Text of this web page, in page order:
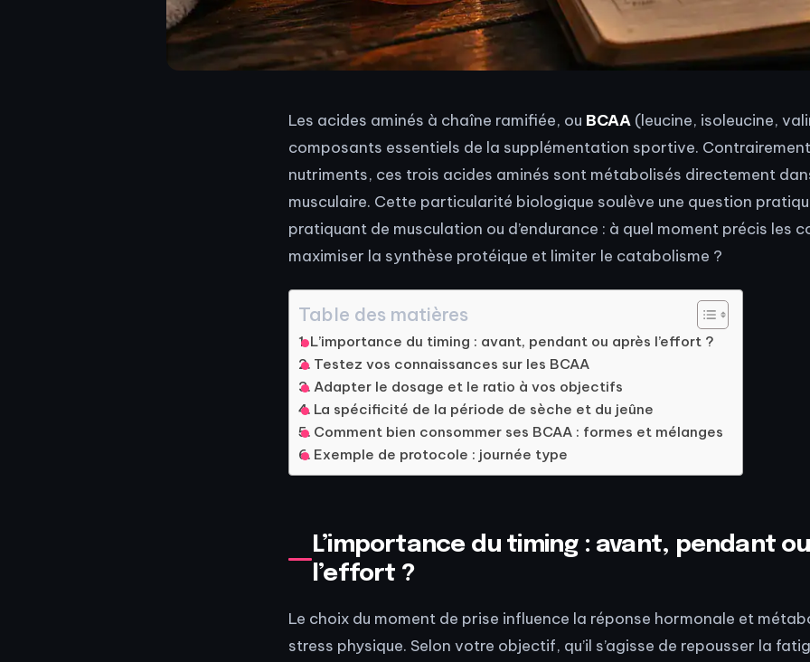
Les acides aminés à chaîne ramifiée, ou BCAA (leucine, isoleucine,
composants essentiels de la supplémentation sportive.
nutriments, ces trois acides aminés sont métabolisés directement
musculaire. Cette particularité biologique soulève une question
pratiquant de musculation ou d’endurance : à quel moment précis les
maximiser la synthèse protéique et limiter le catabolisme ?
Table des matières
L’importance du timing : avant, pendant ou après l’effort ?
Testez vos connaissances sur les BCAA
Adapter le dosage et le ratio à vos objectifs
La spécificité de la période de sèche et du jeûne
Comment bien consommer ses BCAA : formes et mélanges
Exemple de protocole : journée type
L’importance du timing : avant, pendant
l’effort ?
Le choix du moment de prise influence la réponse hormonale et
stress physique. Selon votre objectif, qu’il s’agisse de repousser la